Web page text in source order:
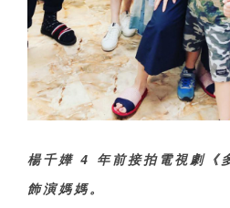
楊千嬅 4 年前接拍電視劇《
飾演媽媽。